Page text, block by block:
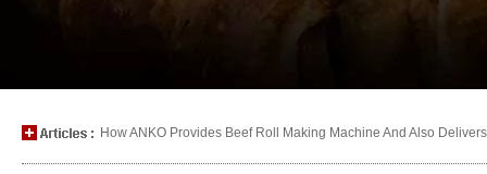
How ANKO Provides Beef Roll Making Machine And Also